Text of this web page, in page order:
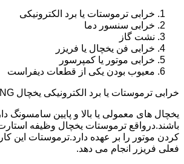
خرابی ترموستات یا برد الکترونیکی
خرابی سنسور دما
نشت گاز
خرابی فن یخچال یا فریزر
خرابی موتور یا کمپرسور
معیوب بودن یکی از قطعات دیفراست
خرابی ترموستات یا برد الکترونیکی یخچال SAMSUNG
یخچال های معمولی یا بالا و پایین سامسونگ
باشند.درواقع ترموستات یخچال وظیفه
کردن موتور را بر عهده دارد.ترموستات این
فعلی فریزر انجام می دهد.